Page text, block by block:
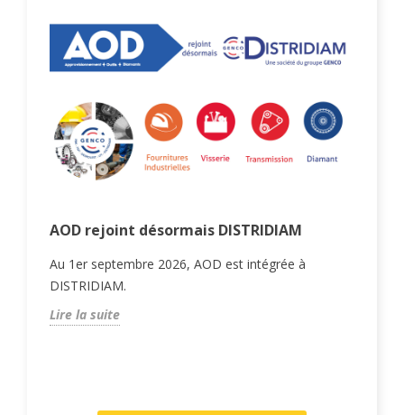
AOD rejoint désormais DISTRIDIAM
Au 1er septembre 2026, AOD est intégrée à
DISTRIDIAM.
Lire la suite